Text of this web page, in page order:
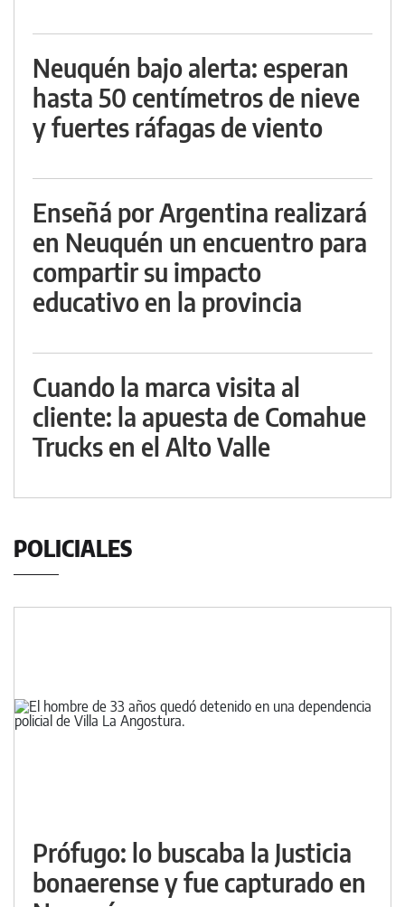
Neuquén bajo alerta: esperan
hasta 50 centímetros de nieve
y fuertes ráfagas de viento
Enseñá por Argentina realizará
en Neuquén un encuentro para
compartir su impacto
educativo en la provincia
Cuando la marca visita al
cliente: la apuesta de Comahue
Trucks en el Alto Valle
POLICIALES
Prófugo: lo buscaba la Justicia
bonaerense y fue capturado en